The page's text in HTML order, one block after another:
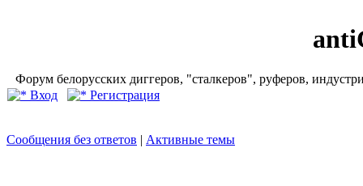
Форум белорусских диггеров, "сталкеров", руферов,
Вход
Регистрация
Сообщения без ответов | Активные темы